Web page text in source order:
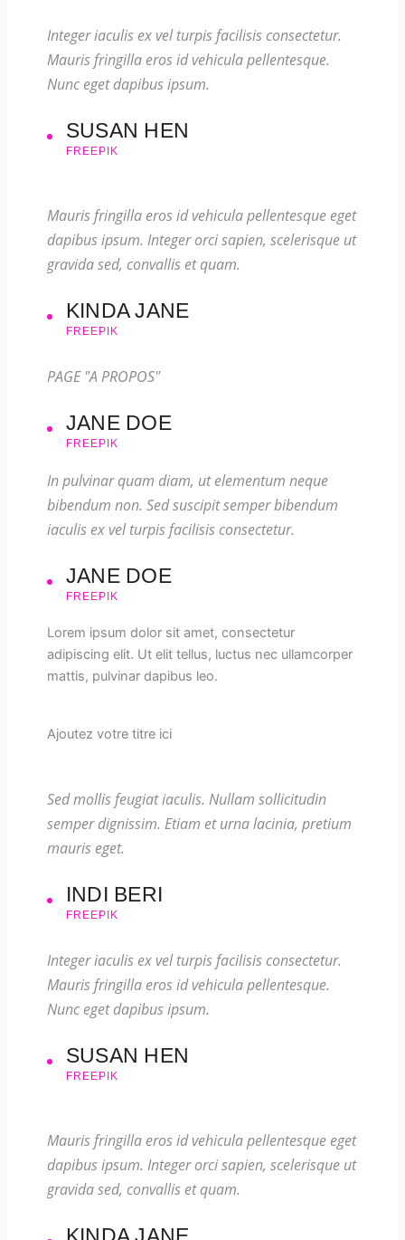
Integer iaculis ex vel turpis facilisis consectetur.
Mauris fringilla eros id vehicula pellentesque.
Nunc eget dapibus ipsum.
SUSAN HEN
FREEPIK
Mauris fringilla eros id vehicula pellentesque eget
dapibus ipsum. Integer orci sapien, scelerisque ut
gravida sed, convallis et quam.
KINDA JANE
FREEPIK
PAGE "A PROPOS"
JANE DOE
FREEPIK
In pulvinar quam diam, ut elementum neque
bibendum non. Sed suscipit semper bibendum
iaculis ex vel turpis facilisis consectetur.
JANE DOE
FREEPIK
Lorem ipsum dolor sit amet, consectetur
adipiscing elit. Ut elit tellus, luctus nec ullamcorper
mattis, pulvinar dapibus leo.
Ajoutez votre titre ici
Sed mollis feugiat iaculis. Nullam sollicitudin
semper dignissim. Etiam et urna lacinia, pretium
mauris eget.
INDI BERI
FREEPIK
Integer iaculis ex vel turpis facilisis consectetur.
Mauris fringilla eros id vehicula pellentesque.
Nunc eget dapibus ipsum.
SUSAN HEN
FREEPIK
Mauris fringilla eros id vehicula pellentesque eget
dapibus ipsum. Integer orci sapien, scelerisque ut
gravida sed, convallis et quam.